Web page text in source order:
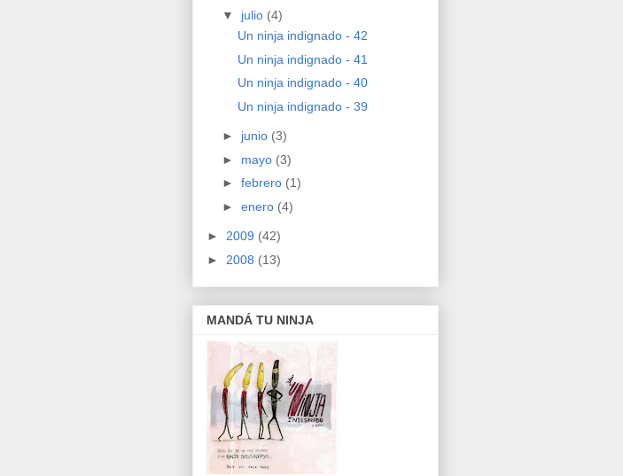
▼ julio (4)
Un ninja indignado - 42
Un ninja indignado - 41
Un ninja indignado - 40
Un ninja indignado - 39
► junio (3)
► mayo (3)
► febrero (1)
► enero (4)
► 2009 (42)
► 2008 (13)
MANDÁ TU NINJA